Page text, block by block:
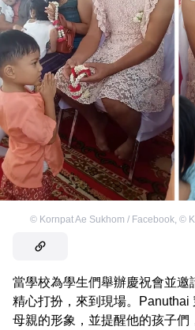
© Kornpat Ae Sukhom / Facebook, ©
當學校為學生們舉辦慶祝會並邀
精心打扮，來到現場。Panuthai
母親的形象，並提醒他的孩子們